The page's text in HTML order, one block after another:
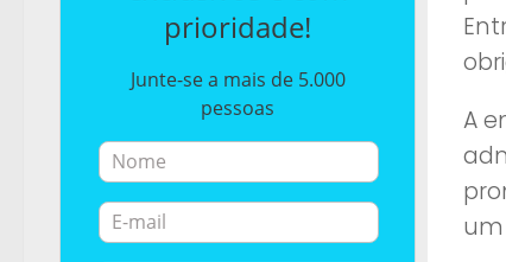
A
prioridade!
Junte-se a mais de 5.000
pessoas